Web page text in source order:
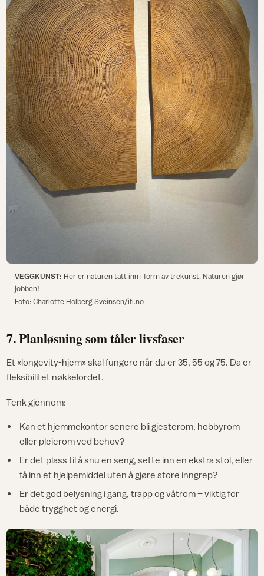
VEGGKUNST: Her er naturen tatt inn i form av trekunst. Naturen gjør
jobben!
Foto: Charlotte Holberg Sveinsen/ifi.no
7. Planløsning som tåler livsfaser
Et «longevity-hjem» skal fungere når du er 35, 55 og 75. Da er
fleksibilitet nøkkelordet.​
Tenk gjennom:
Kan et hjemmekontor senere bli gjesterom, hobbyrom
eller pleierom ved behov?
Er det plass til å snu en seng, sette inn en ekstra stol, eller
få inn et hjelpemiddel uten å gjøre store inngrep?
Er det god belysning i gang, trapp og våtrom – viktig for
både trygghet og energi.